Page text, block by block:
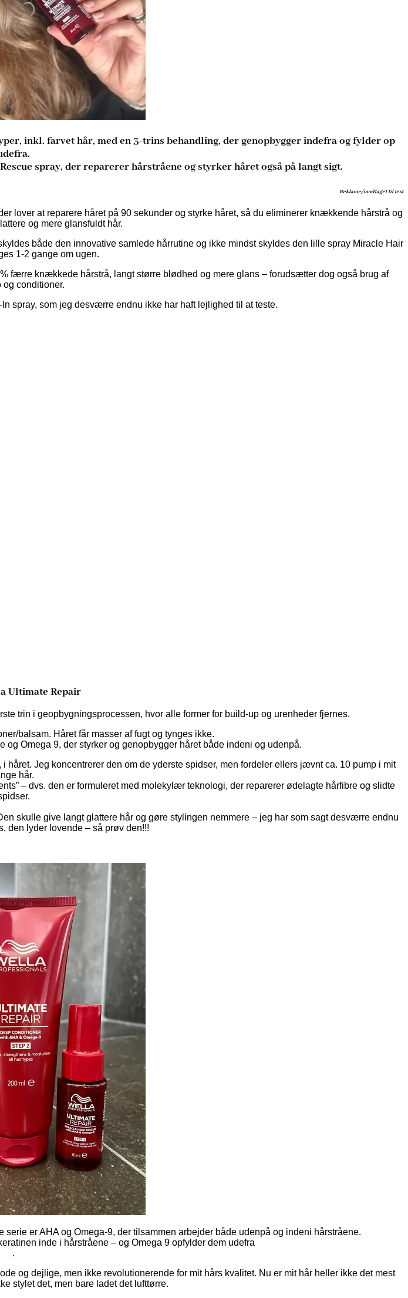
inkl. farvet hår, med en 3-trins behandling, der genopbygger indefra og fylder op
spray, der reparerer hårstråene og styrker håret også på langt sigt.
Reklame/modtaget til test
lover at reparere håret på 90 sekunder og styrke håret, så du eliminerer knækkende hårstrå og
og mere glansfuldt hår.
både den innovative samlede hårrutine og ikke mindst skyldes den lille spray Miracle Hair
1-2 gange om ugen.
færre knækkede hårstrå, langt større blødhed og mere glans – forudsætter dog også brug af
og conditioner.
spray, som jeg desværre endnu ikke har haft lejlighed til at teste.
Ultimate Repair
trin i geopbygningsprocessen, hvor alle former for build-up og urenheder fjernes.
balsam. Håret får masser af fugt og tynges ikke.
Omega 9, der styrker og genopbygger håret både indeni og udenpå.
Jeg koncentrerer den om de yderste spidser, men fordeler ellers jævnt ca. 10 pump i mit
hår.
– dvs. den er formuleret med molekylær teknologi, der reparerer ødelagte hårfibre og slidte
skulle give langt glattere hår og gøre stylingen nemmere – jeg har som sagt desværre endnu
den lyder lovende – så prøv den!!!
er AHA og Omega-9, der tilsammen arbejder både udenpå og indeni hårstråene.
inde i hårstråene – og Omega 9 opfylder dem udefra
.
og dejlige, men ikke revolutionerende for mit hårs kvalitet. Nu er mit hår heller ikke det mest
stylet det, men bare ladet det lufttørre.